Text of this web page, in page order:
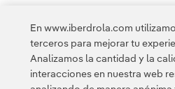
Acceso a información legal
En www.iberdrola.com
terceros para mejorar tu
Analizamos la cantidad y la
interacciones en nuestra web